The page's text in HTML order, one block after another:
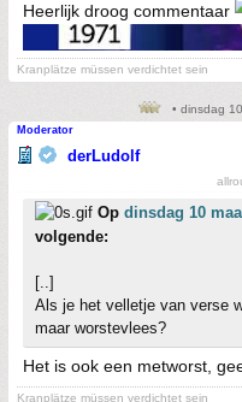
Heerlijk droog commentaar
Kranplätze müssen verdichtet sein
• dinsdag
Moderator
derLudolf
Op dinsdag 10
volgende:
[..]
Als je het velletje van verse
maar worstevlees?
Het is ook een metworst,
Kranplätze müssen verdichtet sein